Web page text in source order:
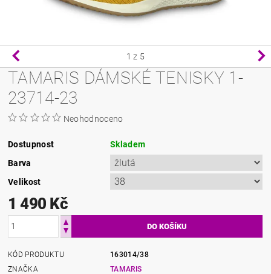
1 z 5
TAMARIS DÁMSKÉ TENISKY 1-
23714-23
Neohodnoceno
Dostupnost
Skladem
Barva
Velikost
1 490 Kč
KÓD PRODUKTU
163014/38
ZNAČKA
TAMARIS